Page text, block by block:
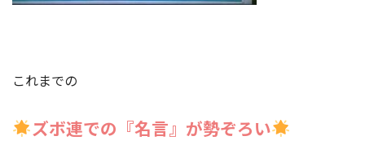
これまでの
ズボ連での『名言』が勢ぞろい